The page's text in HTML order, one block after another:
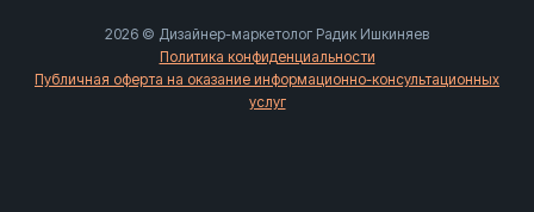
2026 © Дизайнер-маркетолог Радик Ишкиняев
Политика конфиденциальности
Публичная оферта на оказание информационно-консультационных
услуг